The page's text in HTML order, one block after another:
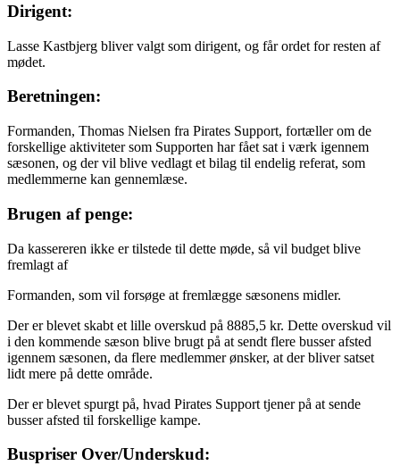
Dirigent:
Lasse Kastbjerg bliver valgt som dirigent, og får ordet for resten af
mødet.
Beretningen:
Formanden, Thomas Nielsen fra Pirates Support, fortæller om de
forskellige aktiviteter som Supporten har fået sat i værk igennem
sæsonen, og der vil blive vedlagt et bilag til endelig referat, som
medlemmerne kan gennemlæse.
Brugen af penge:
Da kassereren ikke er tilstede til dette møde, så vil budget blive
fremlagt af
Formanden, som vil forsøge at fremlægge sæsonens midler.
Der er blevet skabt et lille overskud på 8885,5 kr. Dette overskud vil
i den kommende sæson blive brugt på at sendt flere busser afsted
igennem sæsonen, da flere medlemmer ønsker, at der bliver satset
lidt mere på dette område.
Der er blevet spurgt på, hvad Pirates Support tjener på at sende
busser afsted til forskellige kampe.
Buspriser Over/Underskud: